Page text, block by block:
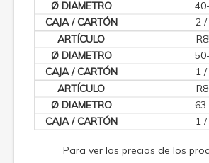
2 /
1
1
Para ver los precios de los